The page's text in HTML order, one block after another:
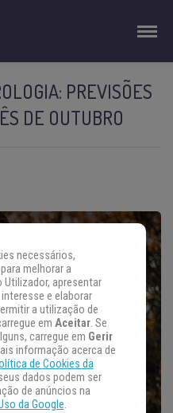
PREVISÕES
DE OUTUBRO
necessários,
melhorar a
Utilizador, apresentar
e elaborar
a utilização de
em Aceitar. Se
carregue em Gerir
informação acerca de
de Cookies da
dados podem ser
de anúncios na
da Google.